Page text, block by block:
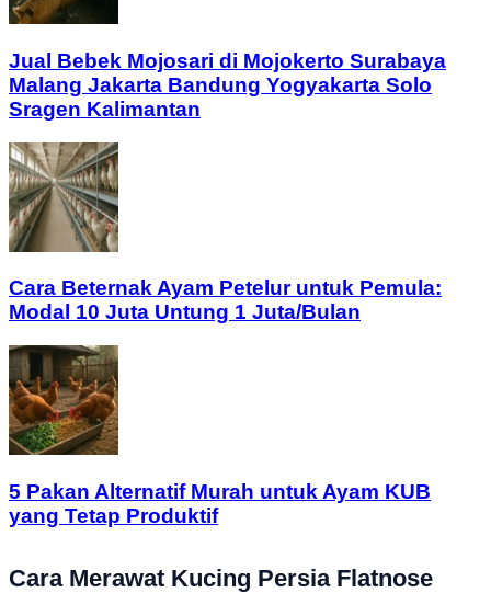
Jual Bebek Mojosari di Mojokerto Surabaya
Malang Jakarta Bandung Yogyakarta Solo
Sragen Kalimantan
Cara Beternak Ayam Petelur untuk Pemula:
Modal 10 Juta Untung 1 Juta/Bulan
5 Pakan Alternatif Murah untuk Ayam KUB
yang Tetap Produktif
Cara Merawat Kucing Persia Flatnose